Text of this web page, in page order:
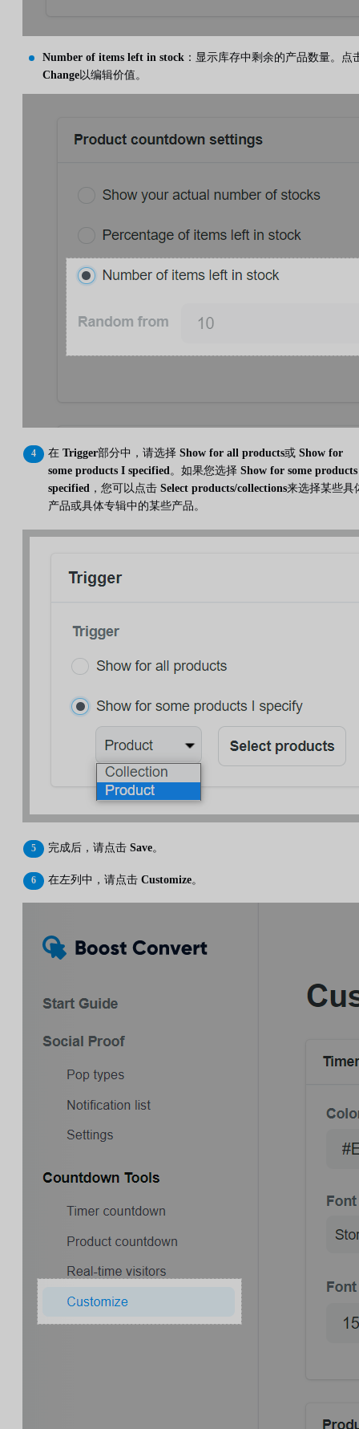
Number of items left in stock ：显示库存中剩余的产品数量。点
Change以编辑价值。
在 Trigger部分中，请选择 Show for all products或 Show for
some products I specified。如果您选择 Show for some
specified ，您可以点击 Select products/collections来选择某些具
产品或具体专辑中的某些产品。
完成后，请点击 Save。
在左列中，请点击 Customize。